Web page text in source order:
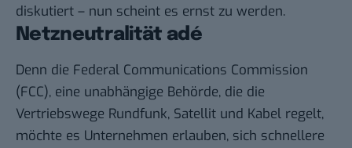
diskutiert – nun scheint es ernst zu werden.
Netzneutralität adé
Denn die Federal Communications Commission
(FCC), eine unabhängige Behörde, die die
Vertriebswege Rundfunk, Satellit und Kabel regelt,
möchte es Unternehmen erlauben, sich schnellere